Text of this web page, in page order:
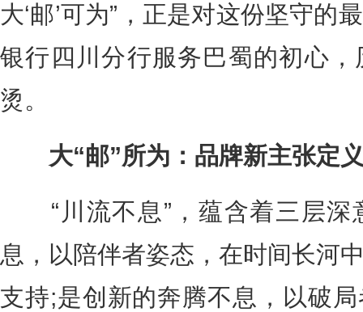
大‘邮’可为”，正是对这份坚守的
银行四川分行服务巴蜀的初心
烫。
大“邮”所为：品牌新主张定
“川流不息”，蕴含着三层深
息，以陪伴者姿态，在时间长河
支持;是创新的奔腾不息，以破